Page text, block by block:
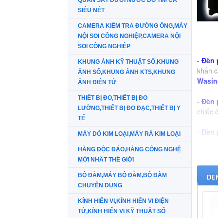
SIÊU NÉT
CAMERA KIỂM TRA ĐƯỜNG ỐNG,MÁY
NỘI SOI CÔNG NGHIỆP,CAMERA NỘI
SOI CÔNG NGHIỆP
KHUNG ẢNH KỸ THUẬT SỐ,KHUNG
ẢNH SỐ,KHUNG ẢNH KTS,KHUNG
ẢNH ĐIỆN TỬ
THIẾT BỊ ĐO,THIẾT BỊ ĐO
LƯỜNG,THIẾT BỊ ĐO ĐẠC,THIẾT BỊ Y
TẾ
MÁY DÒ KIM LOẠI,MÁY RÀ KIM LOẠI
HÀNG ĐỘC ĐÁO,HÀNG CÔNG NGHỆ
MỚI NHẤT THẾ GIỚI
BỘ ĐÀM,MÁY BỘ ĐÀM,BỘ ĐÀM
CHUYÊN DỤNG
KÍNH HIỂN VI,KÍNH HIỂN VI ĐIỆN
TỬ,KÍNH HIỂN VI KỸ THUẬT SỐ
- Đèn
khẩn
- Đèn
chiếc
Đèn